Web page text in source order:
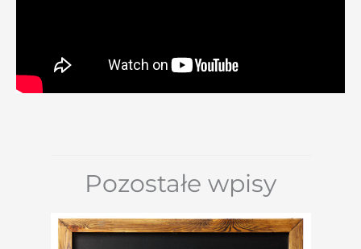
Pozostałe wpisy